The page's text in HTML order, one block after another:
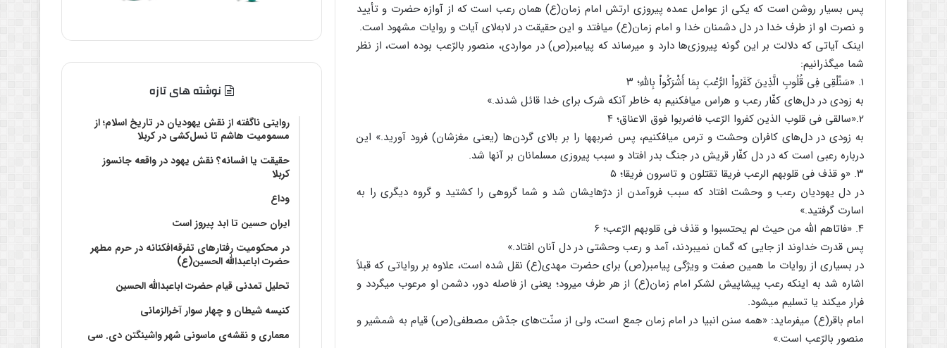
پس بسیار روشن است که یکی از عوامل عمده پیروزی ارتش امام زمان(ع) همان رعب است که از آوازه حضرت و تأیید
و نصرت او از طرف خدا در دل دشمنان خدا و امام زمان(ع) می‏افتد و این حقیقت در لابه‌لای آیات و روایات مشهود است.
اینک آیاتی که دلالت ‏بر این گونه پیروزی‌ها دارد و می‏رساند که پیامبر(ص) در مواردی، منصور بالرّعب بوده است، از نظر
شما می‏گذرانیم:
۱. «سَنُلْقِی فِی قُلُوبِ الَّذِینَ کَفَرُواْ الرُّعْبَ بِمَا أَشْرَکُواْ بِاللّهِ‏؛ ۳
به زودی در دل‌های کفّار رعب و هراس می‏افکنیم به خاطر آنکه شرک برای خدا قائل شدند.»
۲.«سالقی فی قلوب الذین کفروا الرّعب فاضربوا فوق ‏الاعناق؛ ۴
به زودی در دل‌های کافران وحشت و ترس می‏افکنیم، پس ضربه‏ها را بر بالای گردن‌ها (یعنی مغزشان) فرود آورید.» این
درباره رعبی است که در دل کفّار قریش در جنگ بدر افتاد و سبب پیروزی مسلمانان بر آنها شد.
۳. «و قذف فی قلوبهم الرعب فریقا تقتلون و تاسرون فریقا؛ ۵
در دل یهودیان رعب و وحشت افتاد که سبب فروآمدن از دژهایشان شد و شما گروهی را کشتید و گروه دیگری را به
اسارت گرفتید.»
۴. «فاتاهم الله من حیث لم یحتسبوا و قذف فی ‏قلوبهم ‏الرّعب؛ ۶
پس قدرت خداوند از جایی که گمان نمی‏بردند، آمد و رعب وحشتی در دل آنان افتاد.»
در بسیاری از روایات ما همین صفت و ویژگی پیامبر(ص) برای حضرت مهدی(ع) نقل‏ شده ‏است، علاوه بر روایاتی که قبلاً
اشاره شد به اینکه رعب پیشاپیش لشکر امام زمان(ع) از هر طرف می‏رود؛ یعنی از فاصله دور، دشمن او مرعوب می‏گردد و
فرار می‏کند یا تسلیم می‏شود.
امام باقر(ع) می‏فرماید: «همه سنن انبیا در امام زمان جمع است، ولی از سنّت‌های جدّش مصطفی(ص) قیام به شمشیر و
منصور بالرّعب است.»
نوشته های تازه
روایتی ناگفته از نقش یهودیان در تاریخ اسلام؛ از
مسمومیت هاشم تا نسل‌کشی در کربلا
حقیقت یا افسانه؟‌ نقش یهود در واقعه جانسوز
کربلا
وداع
ایران حسین تا ابد پیروز است
در محکومیت رفتارهای تفرقه‌افکنانه در حرم مطهر
حضرت اباعبدالله الحسین(ع)
تحلیل تمدنی قیام حضرت اباعبدالله الحسین
کنیسه شیطان و چهار سوار آخرالزمانی
معماری و نقشه‌ی ماسونی شهر واشينگتن دی. سی